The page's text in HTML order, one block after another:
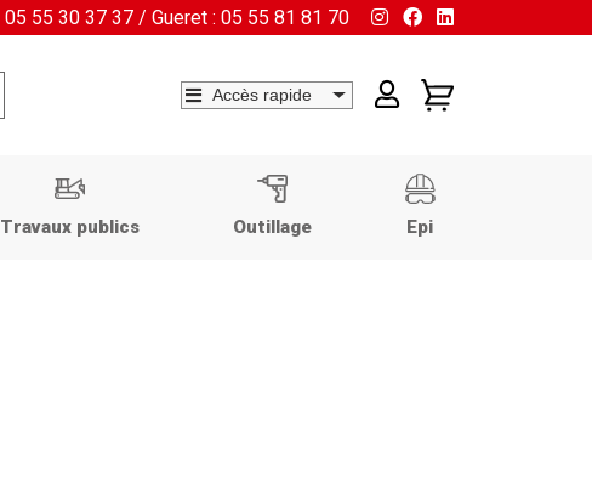
05 55 30 37 37 / Gueret : 05 55 81 81 70
Travaux publics Outillage Epi